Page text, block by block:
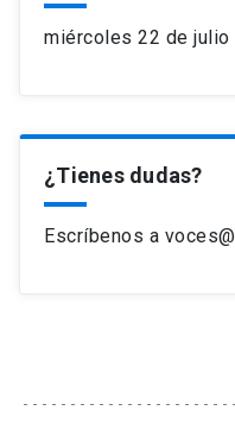
miércoles 22 de julio
¿Tienes dudas?
Escríbenos a